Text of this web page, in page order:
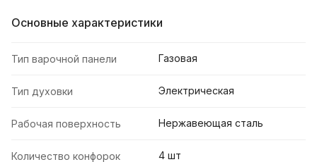
Основные характеристики
Тип варочной панели Газовая
Тип духовки Электрическая
Рабочая поверхность Нержавеющая сталь
Количество конфорок 4 шт